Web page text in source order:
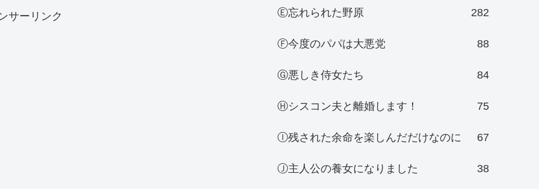
サーリンク Ⓔ忘れられた野原 282
Ⓕ今度のパパは大悪党 88
Ⓖ悪しき侍女たち 84
Ⓗシスコン夫と離婚します！ 75
Ⓘ残された余命を楽しんだだけなのに 67
Ⓙ主人公の養女になりました 38